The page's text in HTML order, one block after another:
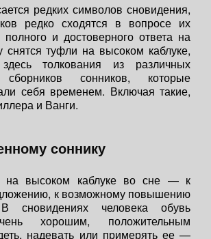
редких символов сновидения,
редко сходятся в вопросе их
и достоверного ответа на
снятся туфли на высоком каблуке,
толкования из различных
сонников, которые
себя временем. Включая такие,
и Ванги.
соннику
на высоком каблуке во сне — к
к возможному повышению
сновидениях человека обувь
хорошим, положительным
надевать или примерять ее —